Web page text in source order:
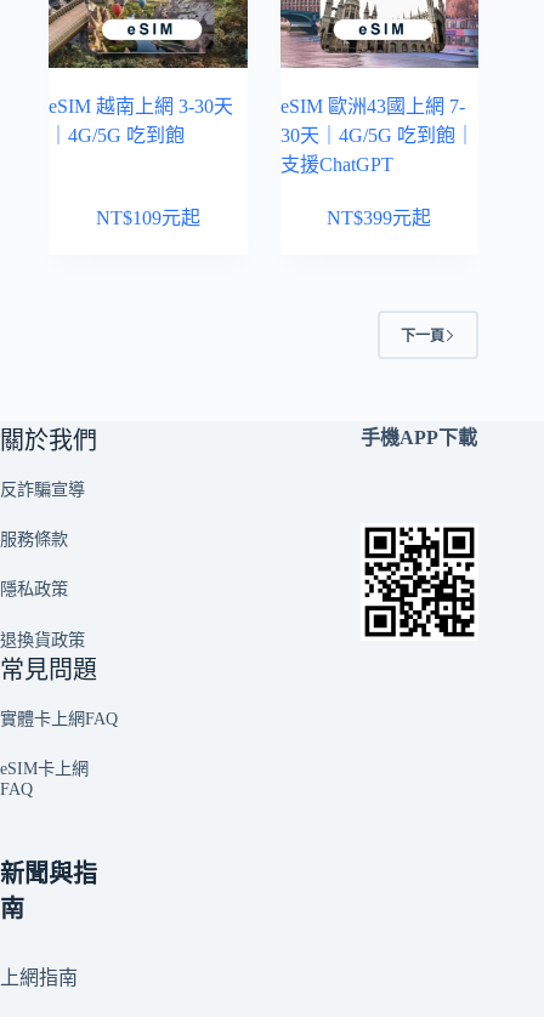
eSIM 越南上網 3-30天
｜4G/5G 吃到飽
NT$109元起
eSIM 歐洲43國上網 7-
30天｜4G/5G 吃到飽｜
支援ChatGPT
NT$399元起
下一頁
關於我們
反詐騙宣導
服務條款
隱私政策
退換貨政策
常見問題
實體卡上網FAQ
eSIM卡上網
FAQ
新聞與指
南
上網指南
手機APP下載